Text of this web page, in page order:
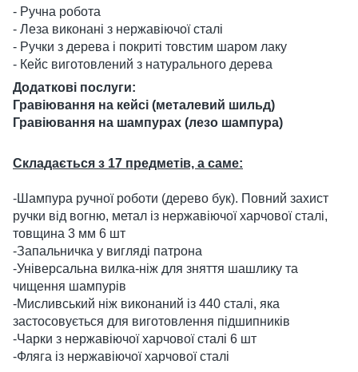
- Ручна робота
- Леза виконані з нержавіючої сталі
- Ручки з дерева і покриті товстим шаром лаку
- Кейс виготовлений з натурального дерева
Додаткові послуги:
Гравіювання на кейсі (металевий шильд)
Гравіювання на шампурах (лезо шампура)
Складається з 17 предметів, а саме:
-Шампура ручної роботи (дерево бук). Повний захист
ручки від вогню, метал із нержавіючої харчової сталі,
товщина 3 мм 6 шт
-Запальничка у вигляді патрона
-Універсальна вилка-ніж для зняття шашлику та
чищення шампурів
-Мисливський ніж виконаний із 440 сталі, яка
застосовується для виготовлення підшипників
-Чарки з нержавіючої харчової сталі 6 шт
-Фляга із нержавіючої харчової сталі ​​​ ​​​ ​​ ​​ ​​ ​​ ​​ ​​ ​​​​ ​ ​ ​ ​ ​ ​ ​ ​ ​ ​ ​ ​ ​ ​ ​ ​ ​ ​ ​ ​ ​ ​ ​ ​ ​ ​ ​